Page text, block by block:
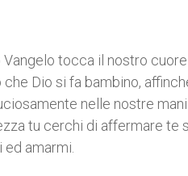
tocca il nostro
Dio si fa bambino,
nelle nostre
tu cerchi di affermare te
amarmi.